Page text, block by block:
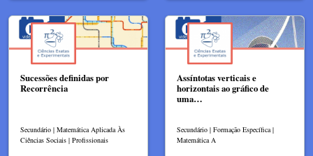
Sucessões definidas por
Recorrência
Secundário | Matemática Aplicada Às
Ciências Sociais | Profissionais
Assíntotas verticais e
horizontais ao gráfico de
uma…
Secundário | Formação Específica |
Matemática A